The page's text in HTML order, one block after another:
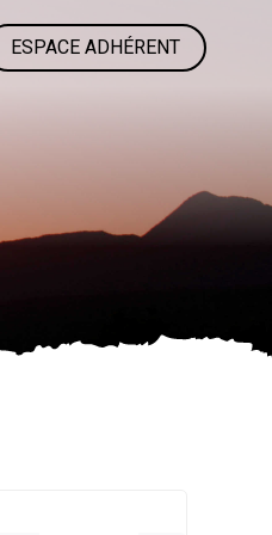
ESPACE ADHÉRENT